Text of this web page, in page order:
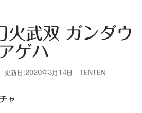
武双 ガンダウ
ゲハ
更新日:2020年3月14日 TENTEN
ャ